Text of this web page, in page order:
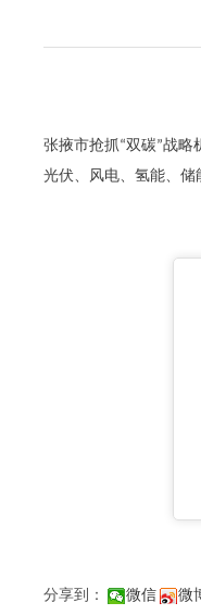
张掖市抢抓“双碳”战
光伏、风电、氢能、
分享到： 微信 微